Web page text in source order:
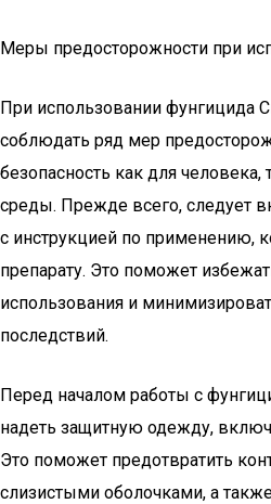
Меры предосторожности при
При использовании фунгицида
соблюдать ряд мер
безопасность как для
среды. Прежде всего, следует
с инструкцией по применению,
препарату. Это поможет
использования и
последствий.
Перед началом работы с
надеть защитную одежду,
Это поможет предотвратить
слизистыми оболочками, а